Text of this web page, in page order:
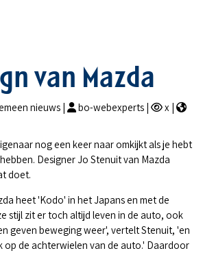
van Mazda
nieuws | bo-webexperts |
x |
nog een keer naar omkijkt als je hebt
Designer Jo Stenuit van Mazda
doet.
heet 'Kodo' in het Japans en met de
stijl zit er toch altijd leven in de auto, ook
geven beweging weer', vertelt Stenuit, 'en
op de achterwielen van de auto.' Daardoor